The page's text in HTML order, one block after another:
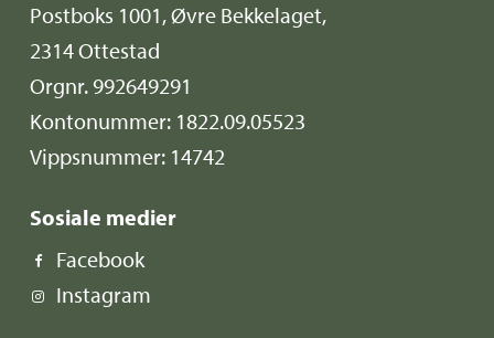
Postboks 1001, Øvre Bekkelaget,
2314 Ottestad
Orgnr. 992649291
Kontonummer: 1822.09.05523
Vippsnummer: 14742
Sosiale medier
Facebook
Instagram